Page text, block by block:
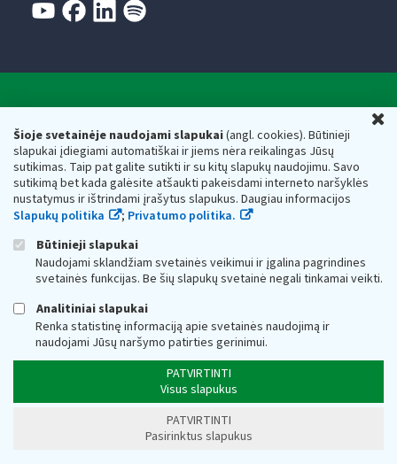
Šioje svetainėje naudojami slapukai(angl. cookies). Būtinieji
slapukai įdiegiami automatiškai ir jiems nėra reikalingas Jūsų
sutikimas. Taip pat galite sutikti ir su kitų slapukų naudojimu. Savo
sutikimą bet kada galėsite atšaukti pakeisdami interneto naršyklės
nustatymus ir ištrindami įrašytus slapukus. Daugiau informacijos
Slapukų politika
; Privatumo politika.
Būtinieji slapukai
Naudojami sklandžiam svetainės veikimui ir įgalina pagrindines
svetainės funkcijas. Be šių slapukų svetainė negali tinkamai veikti.
Analitiniai slapukai
Renka statistinę informaciją apie svetainės naudojimą ir
naudojami Jūsų naršymo patirties gerinimui.
PATVIRTINTI
Visus slapukus
PATVIRTINTI
Pasirinktus slapukus
Respublikos finansų ministerijos
Biudžetinė įstaiga. Juridinio asmens kodas — 188659752,
adresas: Vasario 16-osios g. 14, 01107 Vilnius, Lietuva, el.paštas:
vmi@vmi.lt, E. pristatymo dėžutės adresas 188659752
Duomenys apie Valstybinę mokesčių inspekciją prie Lietuvos
Respublikos finansų ministerijos kaupiami ir saugomi Juridinių